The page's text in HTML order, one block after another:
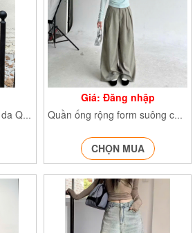
Quần nỉ suông chất nỉ 2 da Q.Nixuong830
Giá: Đăng nhập
Quần ống rộng form suông chất xước Q.ongrongxuong840
CHỌN MUA